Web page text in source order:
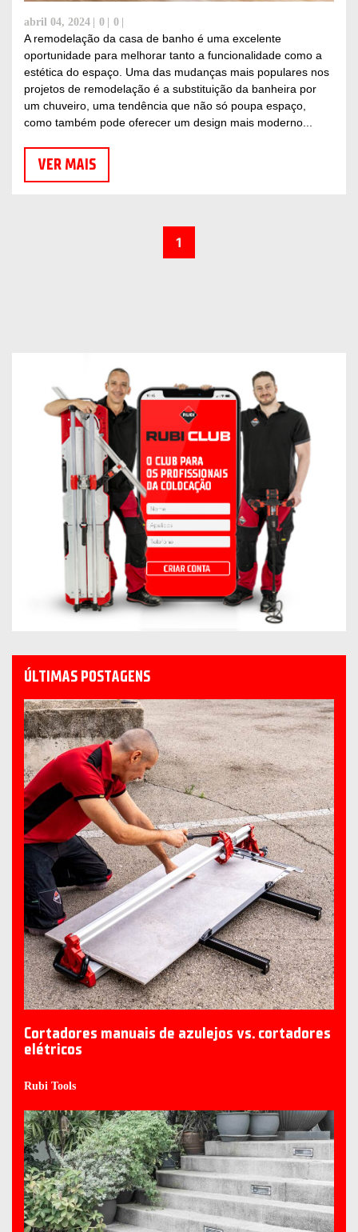
abril 04, 2024 0 0
A remodelação da casa de banho é uma excelente
oportunidade para melhorar tanto a funcionalidade como a
estética do espaço. Uma das mudanças mais populares nos
projetos de remodelação é a substituição da banheira por
um chuveiro, uma tendência que não só poupa espaço,
como também pode oferecer um design mais moderno...
VER MAIS
1
ÚLTIMAS POSTAGENS
Cortadores manuais de azulejos vs. cortadores
elétricos
Rubi Tools